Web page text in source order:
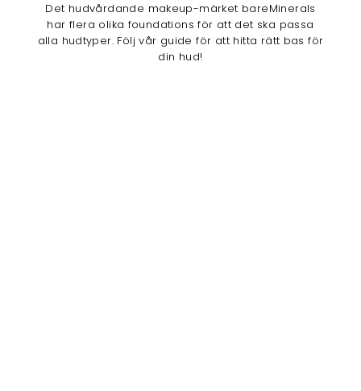
Det hudvårdande makeup-märket bareMinerals
har flera olika foundations för att det ska passa
alla hudtyper. Följ vår guide för att hitta rätt bas för
din hud!